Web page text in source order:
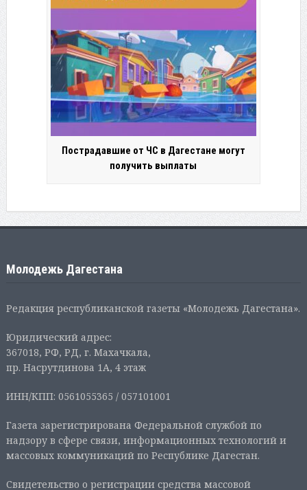
Пострадавшие от ЧС в Дагестане могут
получить выплаты
Молодежь Дагестана
Редакция республиканской газеты «Молодежь Дагестана».
Юридический адрес:
367018, РФ, РД, г. Махачкала,
пр. Насрутдинова 1А, 4 этаж
ИНН/КПП: 0561055365 / 057101001
Газета зарегистрирована Федеральной службой по
надзору в сфере связи, информационных технологий и
массовых коммуникаций по Республике Дагестан.
Свидетельство о регистрации средства массовой